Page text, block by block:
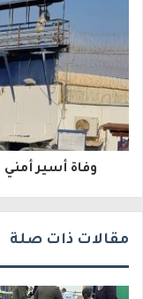
ك
ت
و
وفاة أسير
مقالات ذات صلة